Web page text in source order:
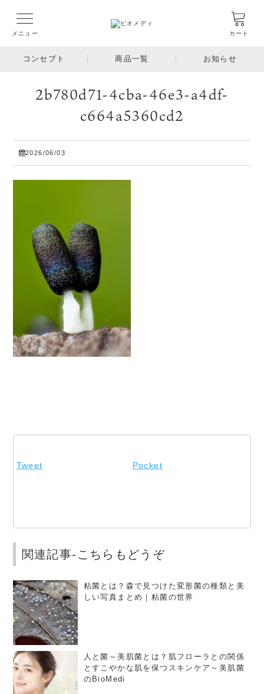
メニュー カート
コンセプト 商品一覧 お知らせ
2b780d71-4cba-46e3-a4df-
c664a5360cd2
2026/06/03
Tweet Pocket
関連記事-こちらもどうぞ
粘菌とは？森で見つけた変形菌の種類と美
しい写真まとめ｜粘菌の世界
人と菌～美肌菌とは？肌フローラとの関係
とすこやかな肌を保つスキンケア～美肌菌
のBioMedi